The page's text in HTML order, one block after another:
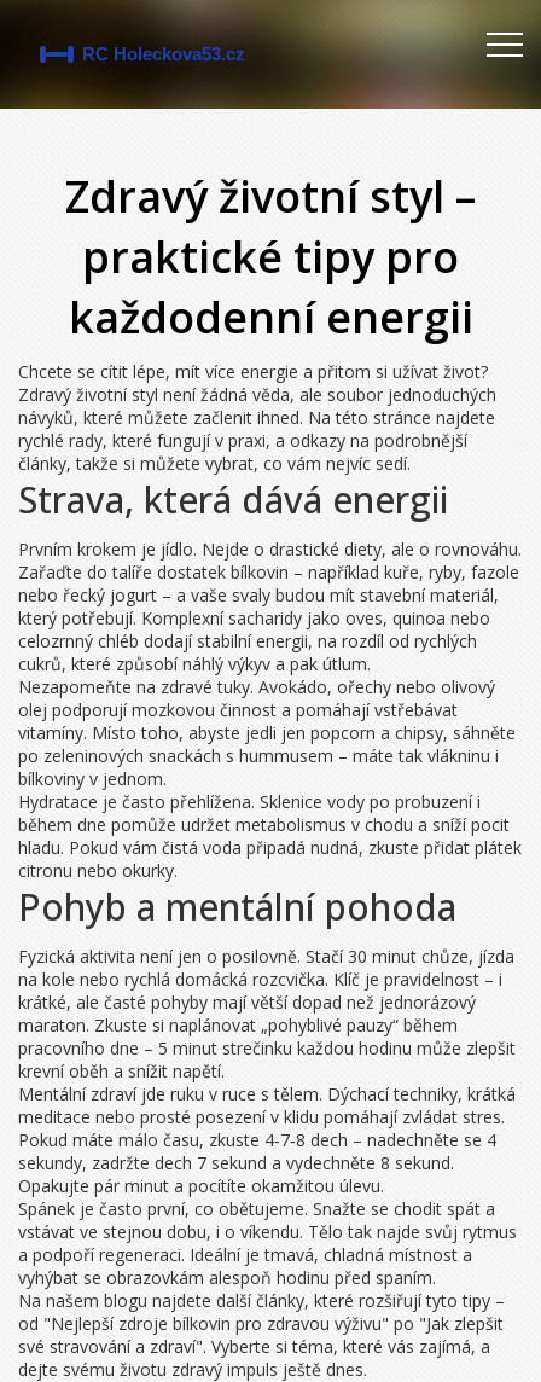
Zdravý životní styl –
praktické tipy pro
každodenní energii
Chcete se cítit lépe, mít více energie a přitom si užívat život?
Zdravý životní styl není žádná věda, ale soubor jednoduchých
návyků, které můžete začlenit ihned. Na této stránce najdete
rychlé rady, které fungují v praxi, a odkazy na podrobnější
články, takže si můžete vybrat, co vám nejvíc sedí.
Strava, která dává energii
Prvním krokem je jídlo. Nejde o drastické diety, ale o rovnováhu.
Zařaďte do talíře dostatek bílkovin – například kuře, ryby, fazole
nebo řecký jogurt – a vaše svaly budou mít stavební materiál,
který potřebují. Komplexní sacharidy jako oves, quinoa nebo
celozrnný chléb dodají stabilní energii, na rozdíl od rychlých
cukrů, které způsobí náhlý výkyv a pak útlum.
Nezapomeňte na zdravé tuky. Avokádo, ořechy nebo olivový
olej podporují mozkovou činnost a pomáhají vstřebávat
vitamíny. Místo toho, abyste jedli jen popcorn a chipsy, sáhněte
po zeleninových snackách s hummusem – máte tak vlákninu i
bílkoviny v jednom.
Hydratace je často přehlížena. Sklenice vody po probuzení i
během dne pomůže udržet metabolismus v chodu a sníží pocit
hladu. Pokud vám čistá voda připadá nudná, zkuste přidat plátek
citronu nebo okurky.
Pohyb a mentální pohoda
Fyzická aktivita není jen o posilovně. Stačí 30 minut chůze, jízda
na kole nebo rychlá domácká rozcvička. Klíč je pravidelnost – i
krátké, ale časté pohyby mají větší dopad než jednorázový
maraton. Zkuste si naplánovat „pohyblivé pauzy“ během
pracovního dne – 5 minut strečinku každou hodinu může zlepšit
krevní oběh a snížit napětí.
Mentální zdraví jde ruku v ruce s tělem. Dýchací techniky, krátká
meditace nebo prosté posezení v klidu pomáhají zvládat stres.
Pokud máte málo času, zkuste 4‑7‑8 dech – nadechněte se 4
sekundy, zadržte dech 7 sekund a vydechněte 8 sekund.
Opakujte pár minut a pocítíte okamžitou úlevu.
Spánek je často první, co obětujeme. Snažte se chodit spát a
vstávat ve stejnou dobu, i o víkendu. Tělo tak najde svůj rytmus
a podpoří regeneraci. Ideální je tmavá, chladná místnost a
vyhýbat se obrazovkám alespoň hodinu před spaním.
Na našem blogu najdete další články, které rozšiřují tyto tipy –
od "Nejlepší zdroje bílkovin pro zdravou výživu" po "Jak zlepšit
své stravování a zdraví". Vyberte si téma, které vás zajímá, a
dejte svému životu zdravý impuls ještě dnes.